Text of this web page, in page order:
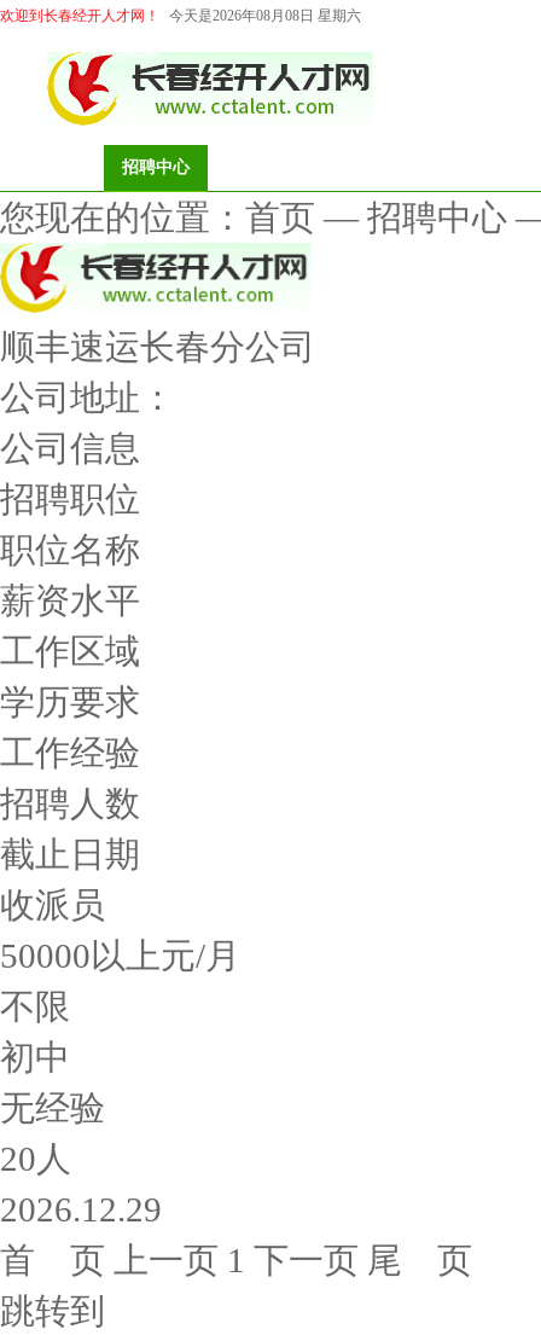
欢迎到长春经开人才网！ 今天是2026年08月08日 星期六
招聘中心
您现在的位置： 首页 —招聘中心
顺丰速运长春分公司
公司地址：
公司信息
招聘职位
职位名称
薪资水平
工作区域
学历要求
工作经验
招聘人数
截止日期
收派员
50000以上元/月
不限
初中
无经验
20人
2026.12.29
首 页
上一页 1 下一页 尾 页
跳转到